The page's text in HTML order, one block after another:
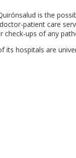
is the
patient care
ups of any
hospitals are